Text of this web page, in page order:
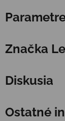
Značka
Diskusia
Ostatné